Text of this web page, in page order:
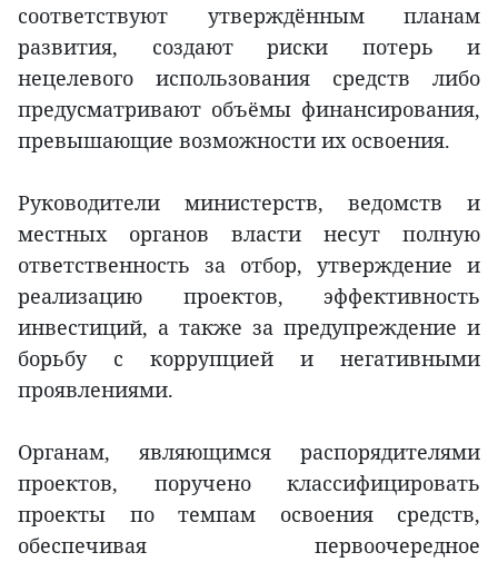
соответствуют утверждённым планам
развития, создают риски потерь и
нецелевого использования средств либо
предусматривают объёмы финансирования,
превышающие возможности их освоения.
Руководители министерств, ведомств и
местных органов власти несут полную
ответственность за отбор, утверждение и
реализацию проектов, эффективность
инвестиций, а также за предупреждение и
борьбу с коррупцией и негативными
проявлениями.
Органам, являющимся распорядителями
проектов, поручено классифицировать
проекты по темпам освоения средств,
обеспечивая первоочередное